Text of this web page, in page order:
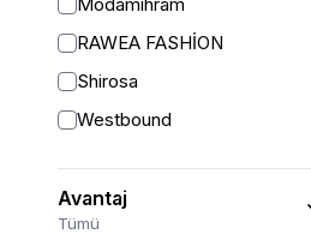
44
RAWEA FASHİON
Shirosa
Westbound
Avantaj
Tümü